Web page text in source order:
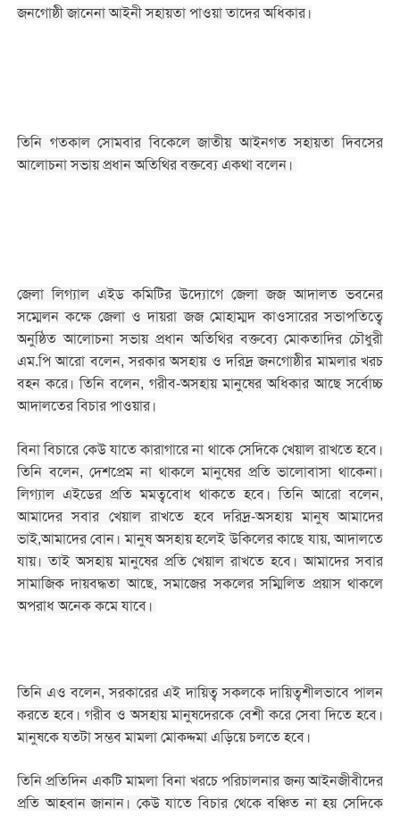
জনগোষ্ঠী জানেনা আইনী সহায়তা পাওয়া তাদের অধিকার।
তিনি গতকাল সোমবার বিকেলে জাতীয় আইনগত সহায়তা দিবসের
আলোচনা সভায় প্রধান অতিথির বক্তব্যে একথা বলেন।
জেলা লিগ্যাল এইড কমিটির উদ্যোগে জেলা জজ আদালত ভবনের
সম্মেলন কক্ষে জেলা ও দায়রা জজ মোহাম্মদ কাওসারের সভাপতিত্বে
অনুষ্ঠিত আলোচনা সভায় প্রধান অতিথির বক্তব্যে মোকতাদির চৌধুরী
এম.পি আরো বলেন, সরকার অসহায় ও দরিদ্র জনগোষ্ঠীর মামলার খরচ
বহন করে। তিনি বলেন, গরীব-অসহায় মানুষের অধিকার আছে সর্বোচ্চ
আদালতের বিচার পাওয়ার।
বিনা বিচারে কেউ যাতে কারাগারে না থাকে সেদিকে খেয়াল রাখতে হবে।
তিনি বলেন, দেশপ্রেম না থাকলে মানুষের প্রতি ভালোবাসা থাকেনা।
লিগ্যাল এইডের প্রতি মমত্ববোধ থাকতে হবে। তিনি আরো বলেন,
আমাদের সবার খেয়াল রাখতে হবে দরিদ্র-অসহায় মানুষ আমাদের
ভাই,আমাদের বোন। মানুষ অসহায় হলেই উকিলের কাছে যায়, আদালতে
যায়। তাই অসহায় মানুষের প্রতি খেয়াল রাখতে হবে। আমাদের সবার
সামাজিক দায়বদ্ধতা আছে, সমাজের সকলের সম্মিলিত প্রয়াস থাকলে
অপরাধ অনেক কমে যাবে।
তিনি এও বলেন, সরকারের এই দায়িত্ব সকলকে দায়িত্বশীলভাবে পালন
করতে হবে। গরীব ও অসহায় মানুষদেরকে বেশী করে সেবা দিতে হবে।
মানুষকে যতটা সম্ভব মামলা মোকদ্দমা এড়িয়ে চলতে হবে।
তিনি প্রতিদিন একটি মামলা বিনা খরচে পরিচালনার জন্য আইনজীবীদের
প্রতি আহবান জানান। কেউ যাতে বিচার থেকে বঞ্চিত না হয় সেদিকে